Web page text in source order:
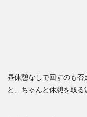
昼休憩なしで回すのも
と、ちゃんと休憩を取る